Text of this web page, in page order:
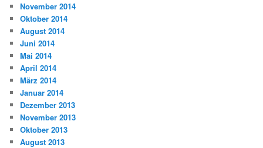
November 2014
Oktober 2014
August 2014
Juni 2014
Mai 2014
April 2014
März 2014
Januar 2014
Dezember 2013
November 2013
Oktober 2013
August 2013